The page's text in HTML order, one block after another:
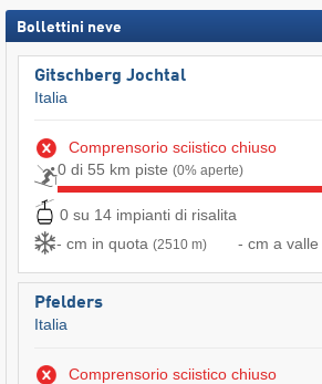
Bollettini neve
Gitschberg Jochtal
Italia
Comprensorio sciistico chiuso
0 di 55 km piste (0% aperte)
0 su 14 impianti di risalita
- cm in quota (2510 m) - cm a valle
Pfelders
Italia
Comprensorio sciistico chiuso